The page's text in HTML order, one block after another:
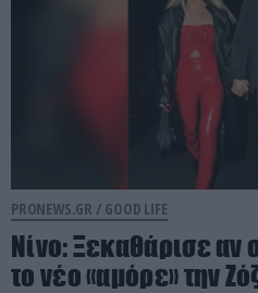
PRONEWS.GR / GOOD LIFE
Νίνο: Ξεκαθάρισε αν
το νέο «αμόρε» την